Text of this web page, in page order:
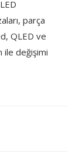
parça
QLED ve
ile değişimi